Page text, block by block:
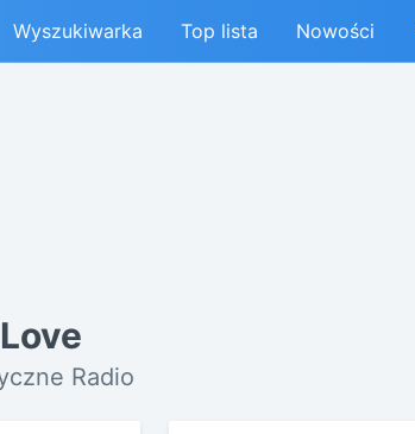
Wyszukiwarka Top lista Nowości
Radio